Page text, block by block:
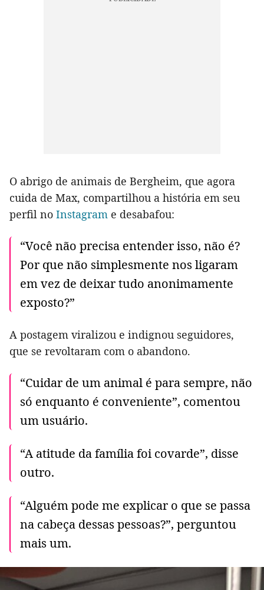
O abrigo de animais de Bergheim, que agora
cuida de Max, compartilhou a história em seu
perfil no Instagram e desabafou:
“Você não precisa entender isso, não é?
Por que não simplesmente nos ligaram
em vez de deixar tudo anonimamente
exposto?”
A postagem viralizou e indignou seguidores,
que se revoltaram com o abandono.
“Cuidar de um animal é para sempre, não
só enquanto é conveniente”, comentou
um usuário.
“A atitude da família foi covarde”, disse
outro.
“Alguém pode me explicar o que se passa
na cabeça dessas pessoas?”, perguntou
mais um.